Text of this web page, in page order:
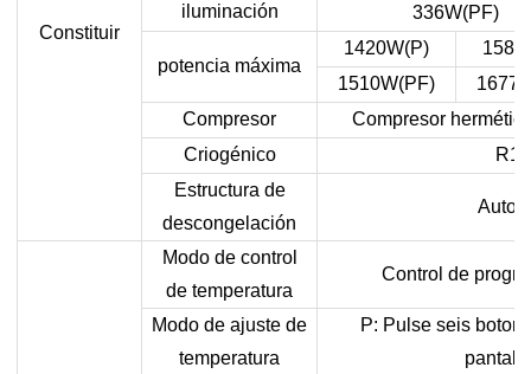
Constituir
iluminación
336W(PF)
potencia máxima
1420W(P)
1510W(PF)
Compresor
Compresor
Criogénico
Estructura de
descongelación
Modo de control
de temperatura
Control de
Modo de ajuste de
temperatura
P: Pulse seis